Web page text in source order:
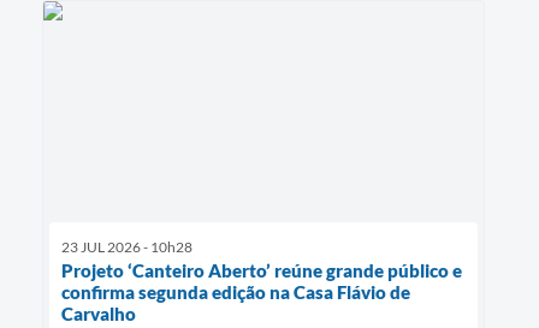
23 JUL 2026 - 10h28
Projeto ‘Canteiro Aberto’ reúne grande público e
confirma segunda edição na Casa Flávio de
Carvalho